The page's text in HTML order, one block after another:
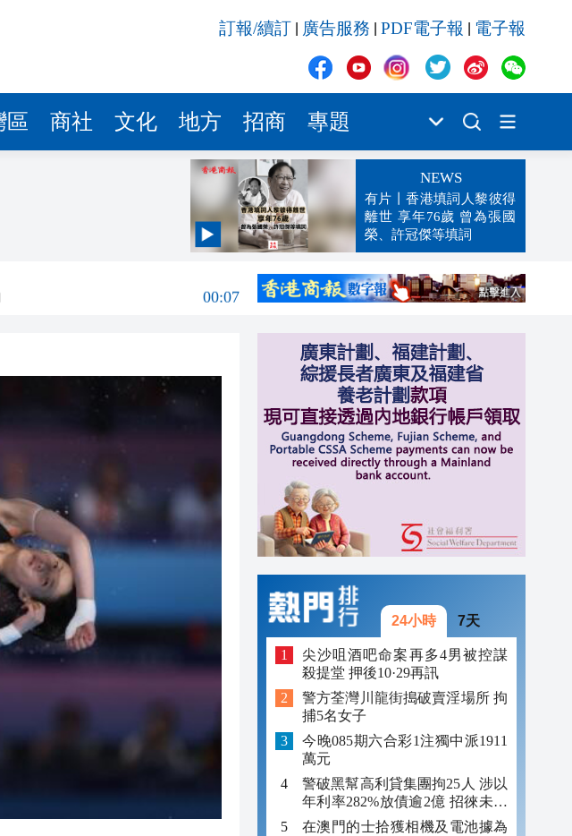
訂報/續訂 廣告服務 PDF電子報 電子報
區 商社 文化 地方 招商 專題
NEWS
有片丨香港填詞人黎彼得
離世 享年76歲 曾為張國
榮、許冠傑等填詞
00:19
00:07
開道護送
23:00
24小時 7天
尖沙咀酒吧命案再多4男被控謀
殺提堂 押後10·29再訊
警方荃灣川龍街搗破賣淫場所 拘
捕5名女子
今晚085期六合彩1注獨中派1911
萬元
警破黑幫高利貸集團拘25人 涉以
年利率282%放債逾2億 招徠未成
年追數
在澳門的士拾獲相機及電池據為